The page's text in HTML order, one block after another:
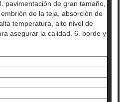
pavimentación de gran tamaño,
de la teja, absorción de
temperatura, alto nivel de
asegurar la calidad. 6. borde y